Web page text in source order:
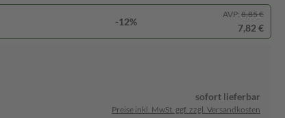
-12%
AVP: 8,85 €
7,82 €
sofort lieferbar
Preise inkl. MwSt. ggf. zzgl. Versandkosten